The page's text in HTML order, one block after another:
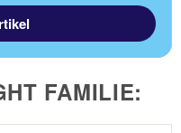
FAMILIE: